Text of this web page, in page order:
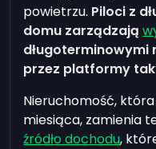
powietrzu. Piloci z
domu zarządzają
długoterminowymi
przez platformy
Nieruchomość,
miesiąca, zamienia
źródło dochodu,